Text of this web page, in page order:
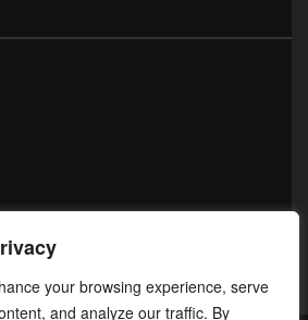
your browsing experience, serve
and analyze our traffic. By